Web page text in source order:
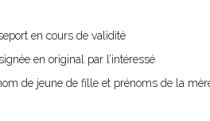
en cours de validité
en original par l’intéressé
de jeune de fille et prénoms de la